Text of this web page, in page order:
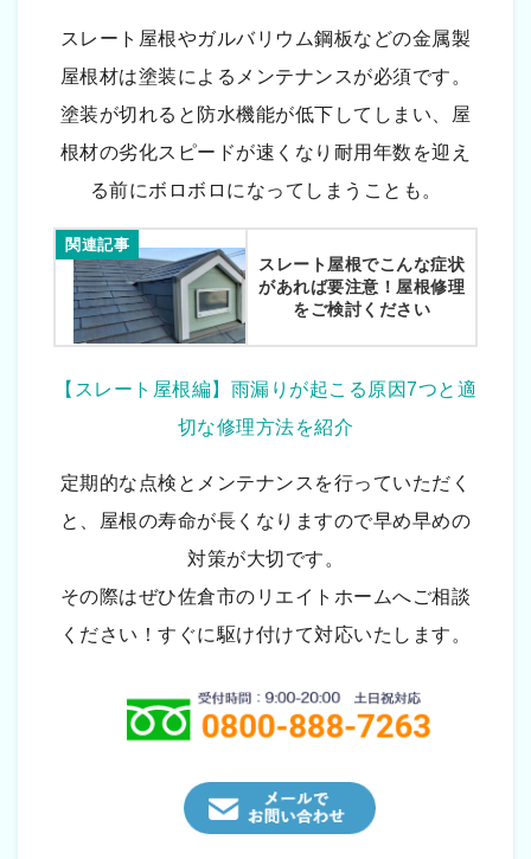
スレート屋根やガルバリウム鋼板などの金属製
屋根材は塗装によるメンテナンスが必須です。
塗装が切れると防水機能が低下してしまい、屋
根材の劣化スピードが速くなり耐用年数を迎え
る前にボロボロになってしまうことも。
関連記事
スレート屋根でこんな症状
があれば要注意！屋根修理
をご検討ください
【スレート屋根編】雨漏りが起こる原因7つと適
切な修理方法を紹介
定期的な点検とメンテナンスを行っていただく
と、屋根の寿命が長くなりますので早め早めの
対策が大切です。
その際はぜひ佐倉市のリエイトホームへご相談
ください！すぐに駆け付けて対応いたします。